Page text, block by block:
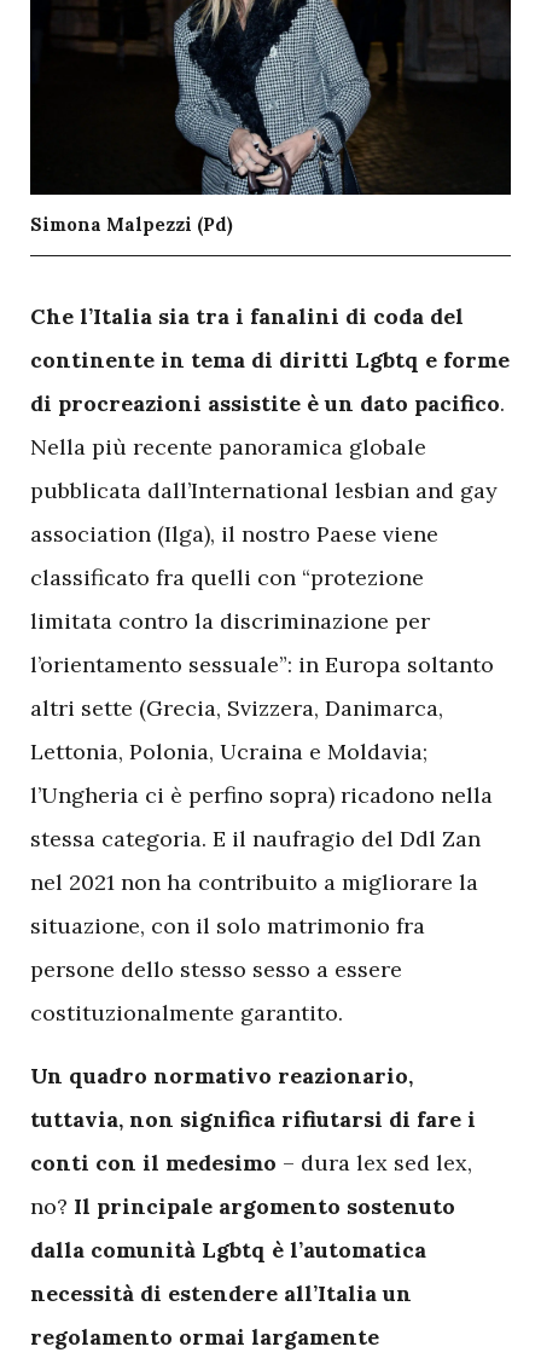
Simona Malpezzi (Pd)
Che l’Italia sia tra i fanalini di coda del
continente in tema di diritti Lgbtq e forme
di procreazioni assistite è un dato pacifico.
Nella più recente panoramica globale
pubblicata dall’International lesbian and gay
association (Ilga), il nostro Paese viene
classificato fra quelli con “protezione
limitata contro la discriminazione per
l’orientamento sessuale”: in Europa soltanto
altri sette (Grecia, Svizzera, Danimarca,
Lettonia, Polonia, Ucraina e Moldavia;
l’Ungheria ci è perfino sopra) ricadono nella
stessa categoria. E il naufragio del Ddl Zan
nel 2021 non ha contribuito a migliorare la
situazione, con il solo matrimonio fra
persone dello stesso sesso a essere
costituzionalmente garantito.
Un quadro normativo reazionario,
tuttavia, non significa rifiutarsi di fare i
conti con il medesimo – dura lex sed lex,
no? Il principale argomento sostenuto
dalla comunità Lgbtq è l’automatica
necessità di estendere all’Italia un
regolamento ormai largamente